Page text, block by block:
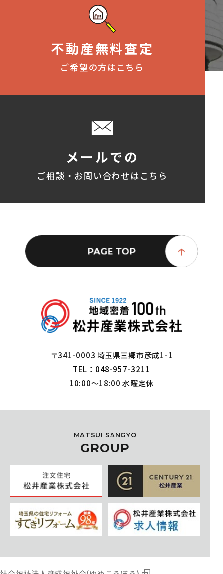
不動産無料査定
ご希望の方はこちら
メールでの
ご相談・お問い合わせはこちら
〒341-0003 埼玉県三郷市彦成1-1
TEL：048-957-3211
10:00～18:00 水曜定休
MATSUI SANGYO
GROUP